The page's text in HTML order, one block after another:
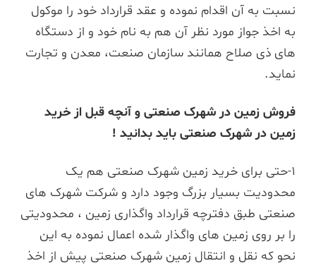
نسبت به آن اقدام نموده و عقد قرارداد خود را موکول
به اخذ جواز مورد نظر آن هم به نام خود و از دستگاه
های ذی صلاح همانند سازمان صنعت، معدن و تجارت
نماید.
فروش زمین در شهرک صنعتی و آنچه قبل از خرید
زمین در شهرک صنعتی باید بدانید!
1-حتی برای خرید زمین شهرک صنعتی هم یک
محدودیت بسیار بزرگ وجود دارد و شرکت شهرک های
صنعتی طبق دفترچه قرارداد واگذاری زمین ، محدودیتی
را بر روی زمین های واگذار شده اعمال نموده به این
نحو که نقل و انتقال زمین شهرک صنعتی پیش از اخذ